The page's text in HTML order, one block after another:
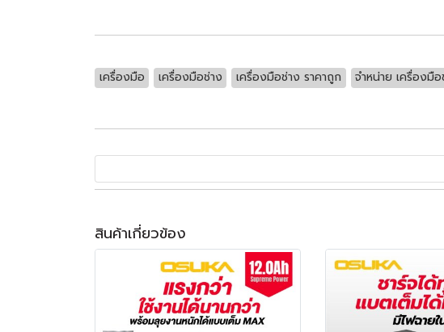
เครื่องมือ เครื่องมือช่าง เครื่องมือช่าง ราคาถูก จำหน่าย เครื่องมือ
สินค้าเกี่ยวข้อง